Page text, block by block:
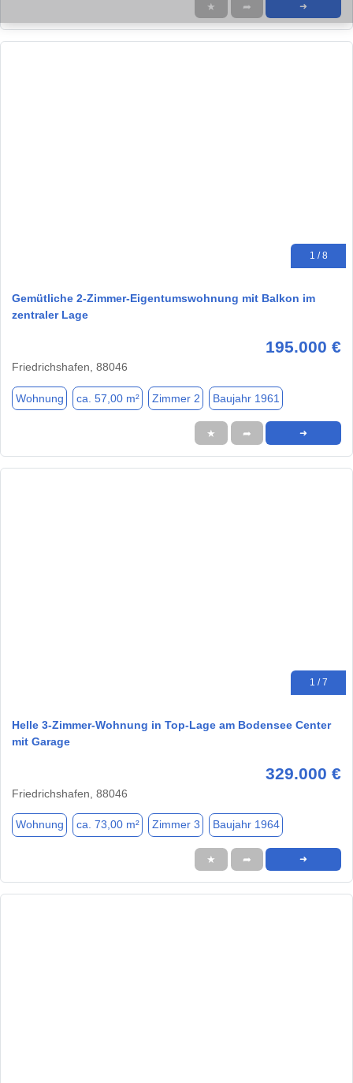
★ ➦ ➜
1 / 8
Gemütliche 2-Zimmer-Eigentumswohnung mit Balkon im
zentraler Lage
195.000 €
Friedrichshafen, 88046
Wohnung ca. 57,00 m² Zimmer 2 Baujahr 1961
★ ➦ ➜
1 / 7
Helle 3-Zimmer-Wohnung in Top-Lage am Bodensee Center
mit Garage
329.000 €
Friedrichshafen, 88046
Wohnung ca. 73,00 m² Zimmer 3 Baujahr 1964
★ ➦ ➜